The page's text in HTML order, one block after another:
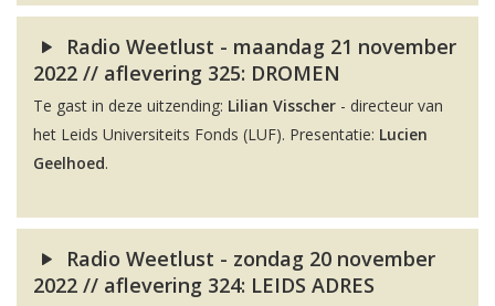
Radio Weetlust - maandag 21 november
2022 // aflevering 325: DROMEN
Te gast in deze uitzending: Lilian Visscher - directeur van
het Leids Universiteits Fonds (LUF). Presentatie: Lucien
Geelhoed.
Radio Weetlust - zondag 20 november
2022 // aflevering 324: LEIDS ADRES